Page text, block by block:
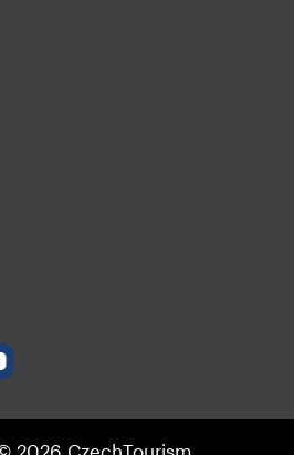
2026 CzechTourism